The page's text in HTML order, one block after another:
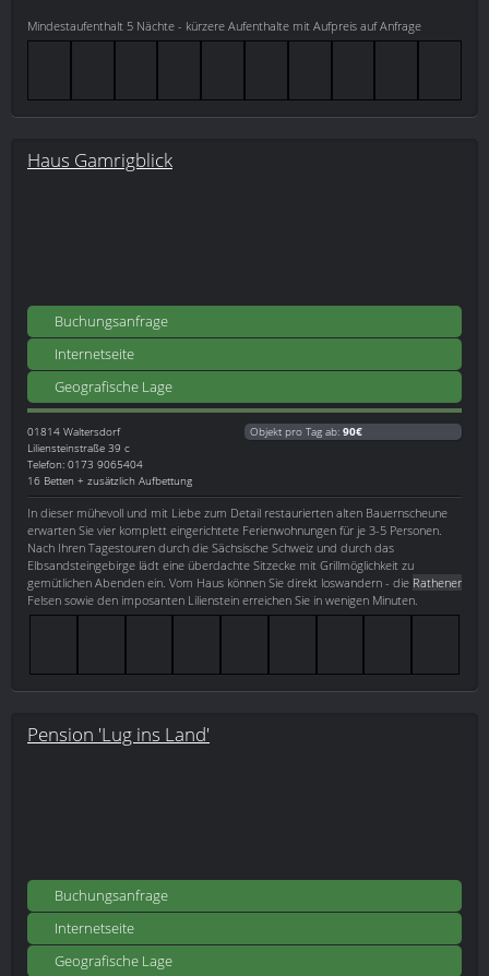
Mindestaufenthalt 5 Nächte - kürzere Aufenthalte mit Aufpreis auf Anfrage
Haus Gamrigblick
Buchungsanfrage
Internetseite
Geografische Lage
01814 Waltersdorf
Liliensteinstraße 39 c
Telefon: 0173 9065404
16 Betten + zusätzlich Aufbettung
Objekt pro Tag ab: 90€
In dieser mühevoll und mit Liebe zum Detail restaurierten alten Bauernscheune
erwarten Sie vier komplett eingerichtete Ferienwohnungen für je 3-5 Personen.
Nach Ihren Tagestouren durch die Sächsische Schweiz und durch das
Elbsandsteingebirge lädt eine überdachte Sitzecke mit Grillmöglichkeit zu
gemütlichen Abenden ein. Vom Haus können Sie direkt loswandern - die Rathener
Felsen sowie den imposanten Lilienstein erreichen Sie in wenigen Minuten.
Pension 'Lug ins Land'
Buchungsanfrage
Internetseite
Geografische Lage